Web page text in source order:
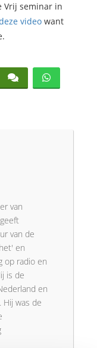
Vrij seminar in
video want
van
van de
en
op radio en
is de
en
Hij was de